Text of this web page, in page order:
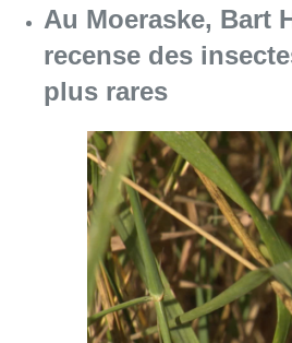
Au Moeraske, Bart
recense des
plus rares